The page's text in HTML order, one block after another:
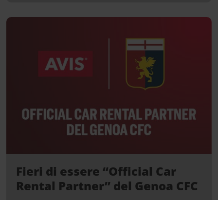
Fieri di essere “Official Car
Rental Partner” del Genoa CFC